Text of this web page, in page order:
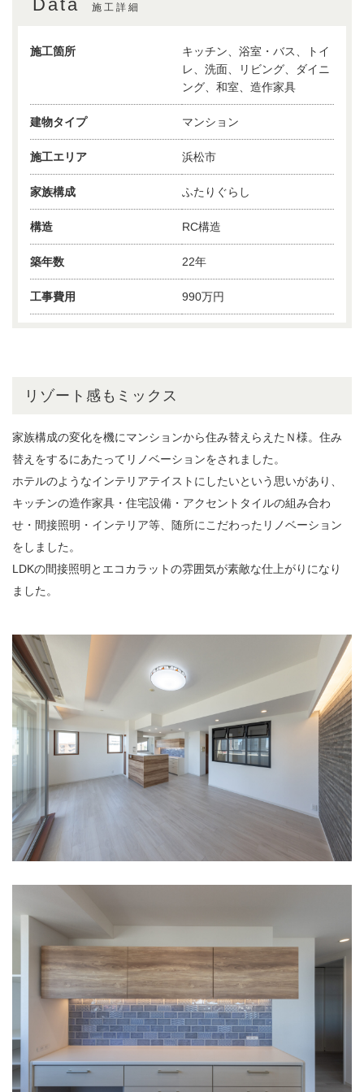
Data 施工詳細
施工箇所
キッチン、浴室・バス、トイ
レ、洗面、リビング、ダイニ
ング、和室、造作家具
建物タイプ マンション
施工エリア 浜松市
家族構成 ふたりぐらし
構造 RC構造
築年数 22年
工事費用 990万円
リゾート感もミックス
家族構成の変化を機にマンションから住み替えらえたＮ様。住み
替えをするにあたってリノベーションをされました。
ホテルのようなインテリアテイストにしたいという思いがあり、
キッチンの造作家具・住宅設備・アクセントタイルの組み合わ
せ・間接照明・インテリア等、随所にこだわったリノベーション
をしました。
LDKの間接照明とエコカラットの雰囲気が素敵な仕上がりになり
ました。